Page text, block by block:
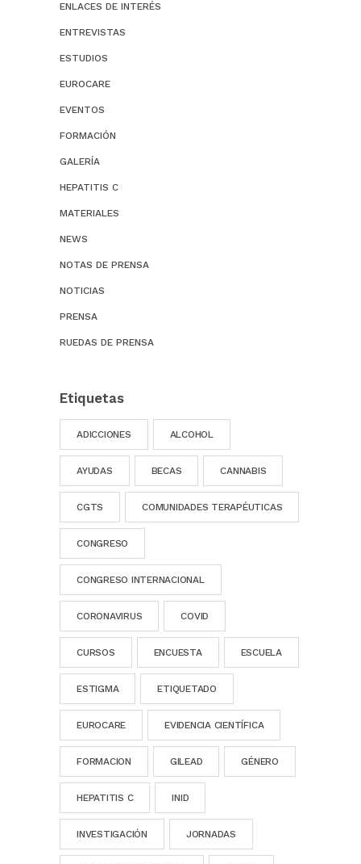
ENLACES DE INTERÉS
ENTREVISTAS
ESTUDIOS
EUROCARE
EVENTOS
FORMACIÓN
GALERÍA
HEPATITIS C
MATERIALES
NEWS
NOTAS DE PRENSA
NOTICIAS
PRENSA
RUEDAS DE PRENSA
Etiquetas
ADICCIONES ALCOHOL
AYUDAS BECAS CANNABIS
CGTS COMUNIDADES TERAPÉUTICAS
CONGRESO
CONGRESO INTERNACIONAL
CORONAVIRUS COVID
CURSOS ENCUESTA ESCUELA
ESTIGMA ETIQUETADO
EUROCARE EVIDENCIA CIENTÍFICA
FORMACION GILEAD GÉNERO
HEPATITIS C INID
INVESTIGACIÓN JORNADAS